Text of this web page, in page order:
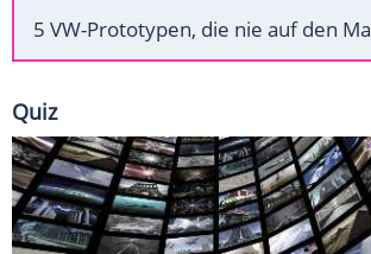
5 VW-Prototypen, die nie auf den
Quiz